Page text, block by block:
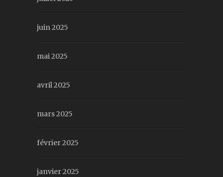
juin 2025
mai 2025
avril 2025
mars 2025
février 2025
janvier 2025